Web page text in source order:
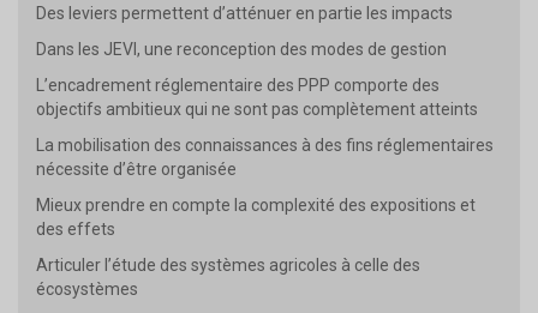
Des leviers permettent d’atténuer en partie les impacts
Dans les JEVI, une reconception des modes de gestion
L’encadrement réglementaire des PPP comporte des
objectifs ambitieux qui ne sont pas complètement atteints
La mobilisation des connaissances à des fins réglementaires
nécessite d’être organisée
Mieux prendre en compte la complexité des expositions et
des effets
Articuler l’étude des systèmes agricoles à celle des
écosystèmes